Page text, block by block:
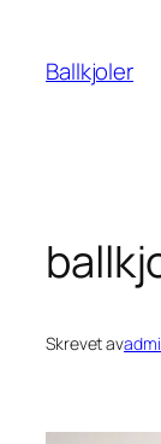
innhold
Ballkjoler
Skrevet av